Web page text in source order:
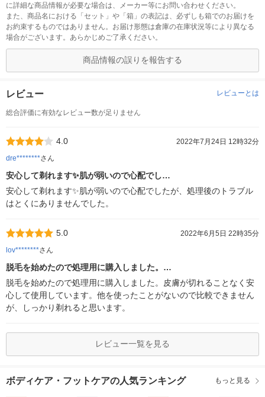
に詳細な商品情報が必要な場合は、メーカー等にお問い合わせください。
また、商品名における「セット」や「箱」の表記は、必ずしも箱でのお届けを
お約束するものではありません。お届け形態は倉庫の在庫状況等により異なる
場合がございます。あらかじめご了承ください。
商品情報の誤りを報告する
レビュー レビューとは
総合評価に有効なレビュー数が足りません
4.0
2022年7月24日 12時32分
dre********さん
安心して剃れます✨肌が弱いので心配でし…
安心して剃れます✨肌が弱いので心配でしたが、処理後のトラブル
はとくにありませんでした。
5.0
2022年6月5日 22時35分
lov********さん
脱毛を始めたので処理用に購入しました。…
脱毛を始めたので処理用に購入しました。皮膚が切れることなく安
心して使用しています。他を使ったことがないので比較できません
が、しっかり剃れると思います。
レビュー一覧を見る
ボディケア・フットケアの人気ランキング もっと見る